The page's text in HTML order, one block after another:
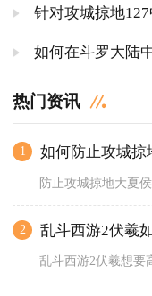
针对攻城掠地
如何在斗罗大陆
热门资讯
1 如何防止攻城掠
2 乱斗西游2伏羲